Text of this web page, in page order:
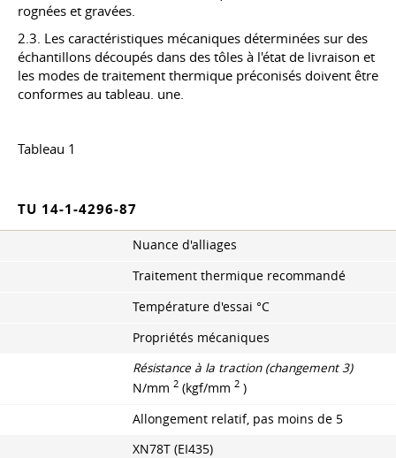
rognées et gravées.
2.3. Les caractéristiques mécaniques déterminées sur des
échantillons découpés dans des tôles à l'état de livraison et
les modes de traitement thermique préconisés doivent être
conformes au tableau. une.
Tableau 1
TU 14-1-4296-87
Nuance d'alliages
Traitement thermique recommandé
Température d'essai °С
Propriétés mécaniques
Résistance à la traction (changement 3)
N/mm 2 (kgf/mm 2 )
Allongement relatif, pas moins de 5
XN78T (EI435)